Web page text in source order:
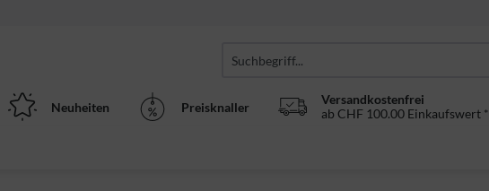
Neuheiten Preisknaller
Versandkostenfrei
ab CHF 100.00 Einkaufswert *